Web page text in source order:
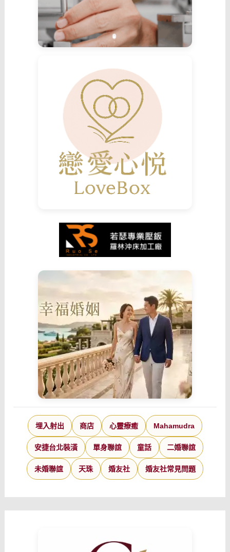
埋入射出 商店 心靈療癒 Mahamudra
安捷台北裝潢 單身聯誼 童話 二婚聯誼
未婚聯誼 天珠 婚友社 婚友社常見問題